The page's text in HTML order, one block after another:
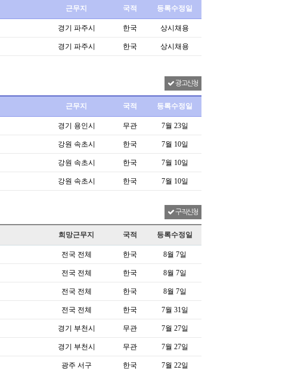
근무지 국적 등록수정일
경기 파주시 한국 상시채용
경기 파주시 한국 상시채용
광고신청
근무지 국적 등록수정일
경기 용인시 무관 7월 23일
강원 속초시 한국 7월 10일
강원 속초시 한국 7월 10일
강원 속초시 한국 7월 10일
구직신청
희망근무지 국적 등록수정일
전국 전체 한국 8월 7일
전국 전체 한국 8월 7일
전국 전체 한국 8월 7일
전국 전체 한국 7월 31일
경기 부천시 무관 7월 27일
경기 부천시 무관 7월 27일
광주 서구 한국 7월 22일